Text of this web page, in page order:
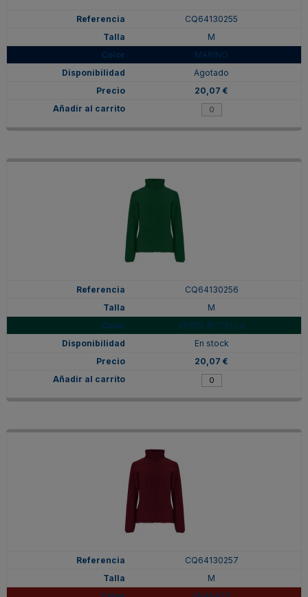
CQ64130255
M
MARINO
Agotado
20,07 €
CQ64130256
M
VERDE BOTELLA
En stock
20,07 €
CQ64130257
M